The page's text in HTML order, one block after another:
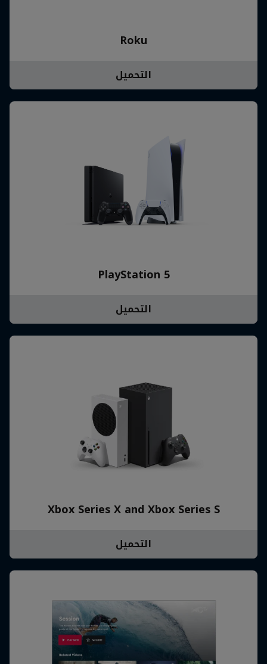
Roku
التحميل
PlayStation 5
التحميل
Xbox Series X and Xbox Series S
التحميل